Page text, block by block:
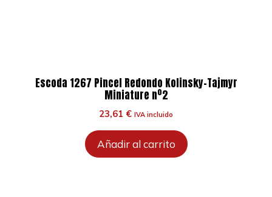
Escoda 1267 Pincel Redondo Kolinsky-Tajmyr
Miniature nº2
23,61 € IVA incluido
Añadir al carrito